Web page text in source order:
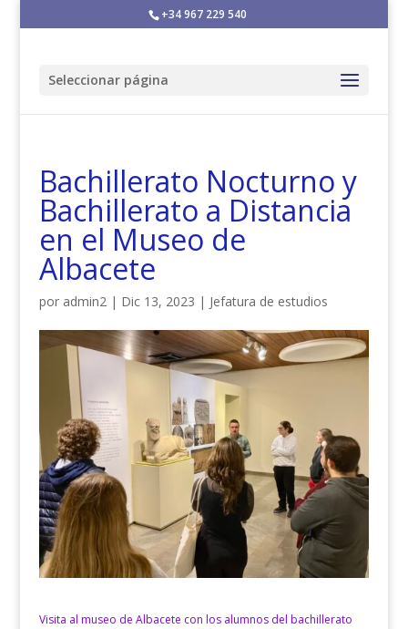
+34 967 229 540
Seleccionar página
Bachillerato Nocturno y
Bachillerato a Distancia
en el Museo de
Albacete
por admin2| Dic 13, 2023 | Jefatura de estudios
Visita al museo de Albacete con los alumnos del bachillerato